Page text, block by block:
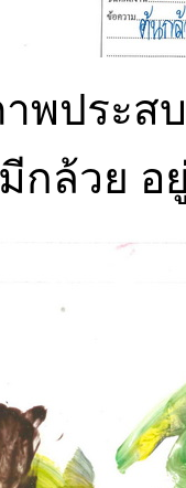
พประส
กล้วย อ